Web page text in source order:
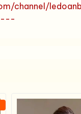
channel/